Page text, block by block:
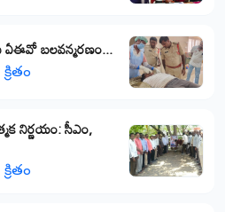
ఏఈవో బలవన్మరణం...
నిర్ణయం: సీఎం,